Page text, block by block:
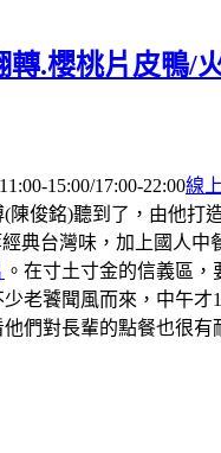
.櫻桃片皮鴨
15:00/17:00-22:00線
俊銘)聽到了，由他
台灣味，加上國人
。在寸土寸金的信義區
老饕聞風而來，中午
們對長輩的點餐也很